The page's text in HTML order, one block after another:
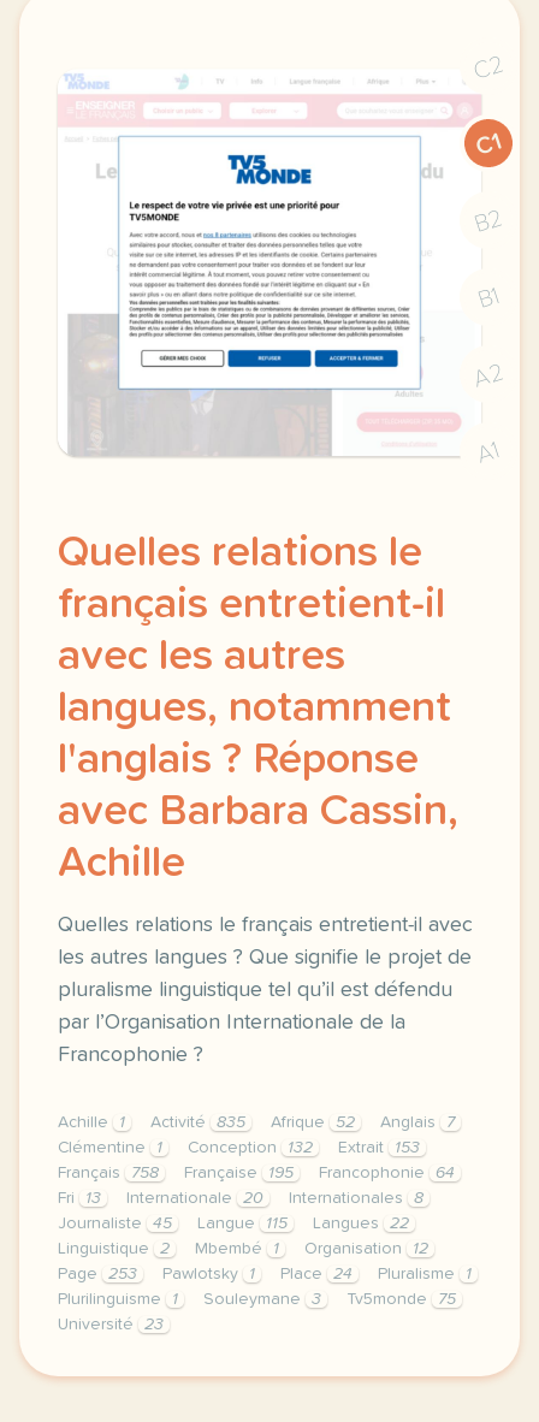
C2
C1
B2
B1
A2
A1
Quelles relations le
français entretient-il
avec les autres
langues, notamment
l'anglais ? Réponse
avec Barbara Cassin,
Achille
Quelles relations le français entretient-il avec
les autres langues ? Que signifie le projet de
pluralisme linguistique tel qu’il est défendu
par l’Organisation Internationale de la
Francophonie ?
Achille 1 Activité 835 Afrique 52 Anglais
7
Clémentine
1 Conception 132 Extrait
153
Français
758 Française 195 Francophonie
64
Fri
13 Internationale 20 Internationales
8
Journaliste
45 Langue 115 Langues
22
Linguistique
2 Mbembé 1 Organisation
12
Page
253 Pawlotsky 1 Place 24 Pluralisme
1
Plurilinguisme
1 Souleymane 3 Tv5monde
75
Université
23
le respect de votre vie privee est une priorite